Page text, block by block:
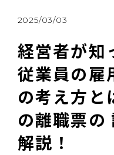
2025/03/03
経営者が知
従業員の雇
の考え方と
の離職票の
解説！